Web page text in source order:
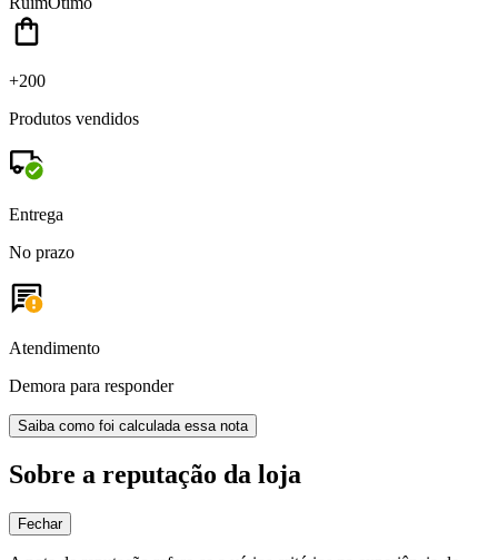
+200
Produtos vendidos
Entrega
No prazo
Atendimento
Demora para responder
Saiba como foi calculada essa nota
Sobre a reputação da loja
Fechar